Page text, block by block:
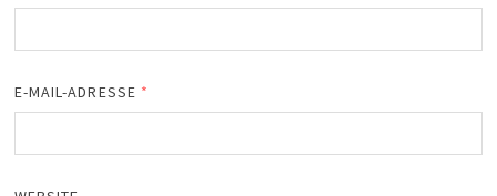
E-MAIL-ADRESSE *